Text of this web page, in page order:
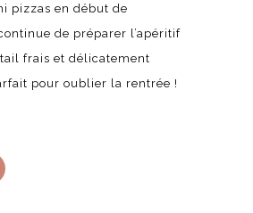
pizzas en début de
de préparer l’apéritif
frais et délicatement
pour oublier la rentrée !